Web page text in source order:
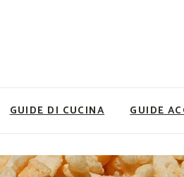
GUIDE DI CUCINA GUIDE